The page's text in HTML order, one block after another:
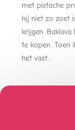
met pistache
hij niet zo zoet
krijgen.
te kopen. Toen
het vast...